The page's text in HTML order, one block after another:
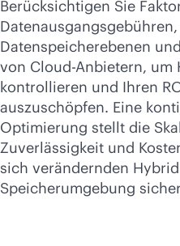
Berücksichtigen Sie
Datenausgangsgebühren,
Datenspeicherebenen
von Cloud-Anbietern, um
kontrollieren und Ihren
auszuschöpfen. Eine
Optimierung stellt die
Zuverlässigkeit und
sich verändernden
Speicherumgebung